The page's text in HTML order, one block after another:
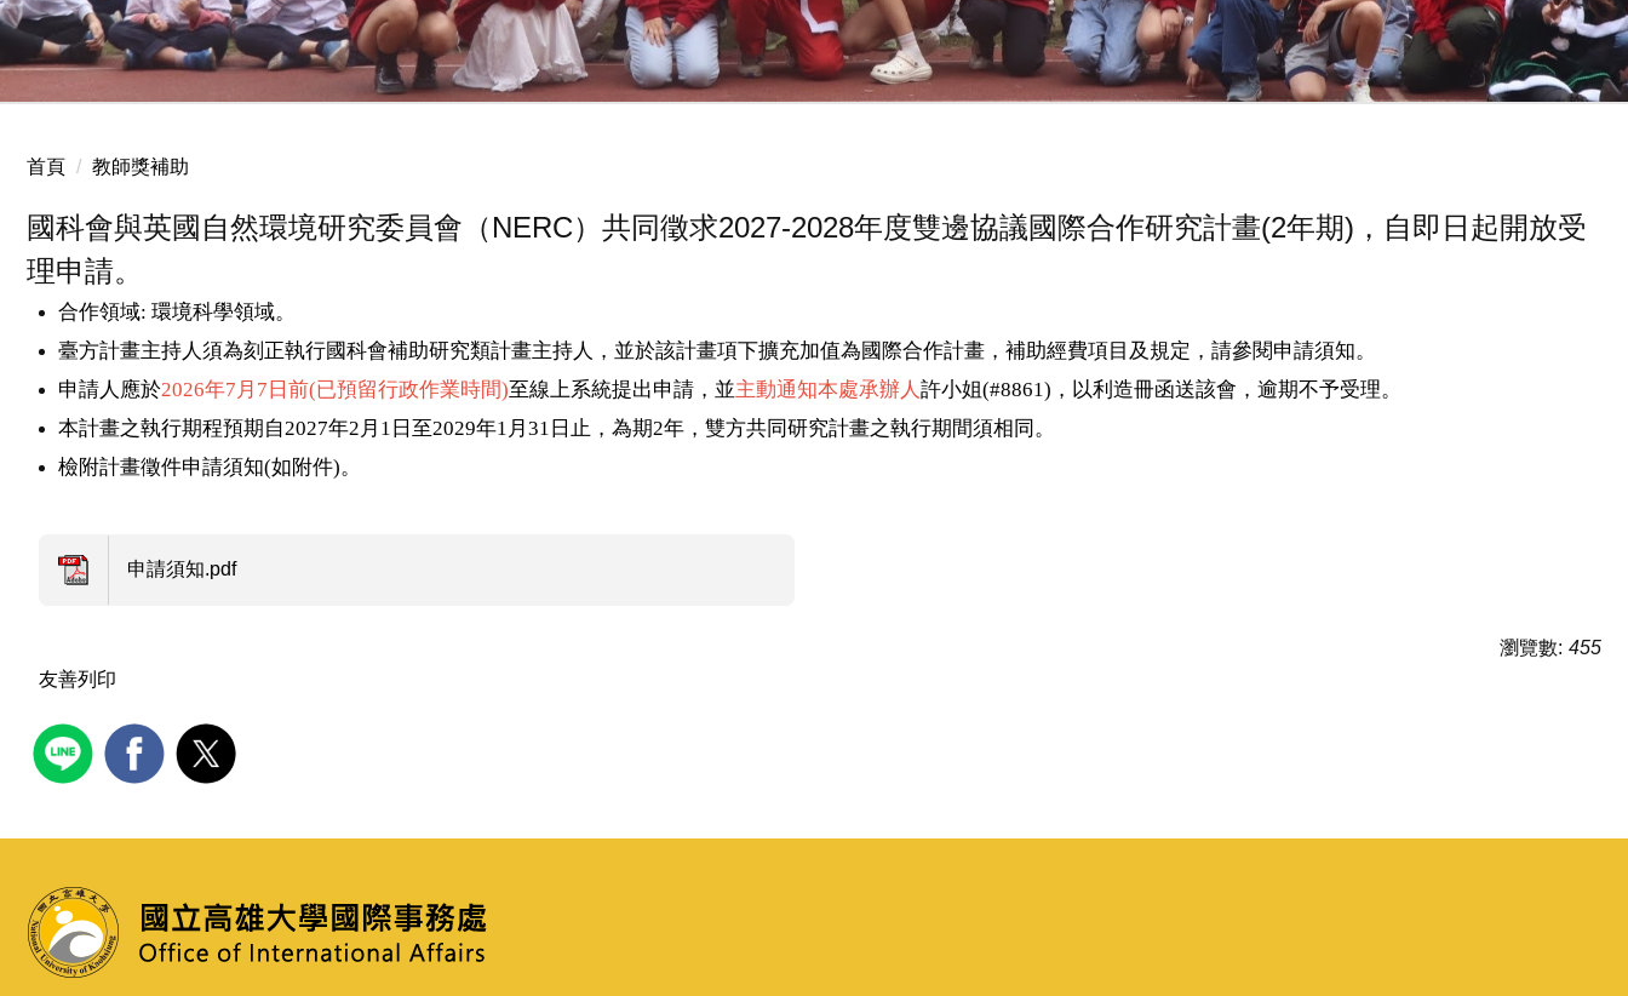
2025.12.24 國小聖誕服務
首頁 教師獎補助
國科會與英國自然環境研究委員會（NERC）共同徵求2027-2028年度雙邊協議國際合作研究計畫(2年期)，自即日起開放受
理申請。
合作領域: 環境科學領域。
臺方計畫主持人須為刻正執行國科會補助研究類計畫主持人，並於該計畫項下擴充加值為國際合作計畫，補助經費項目及規定，請參閱申請須知。
申請人應於2026年7 月 7 日前(已預留行政作業時間)至線上系統提出申請，並主動通知本處承辦人許小姐(#8861) ，以利造冊函送該會，逾期不予受理。
本計畫之執行期程預期自2027年2 月 1 日至2029年1 月 31 日止，為期2年，雙方共同研究計畫之執行期間須相同。
檢附計畫徵件申請須知(如附件)。
申請須知.pdf
瀏覽數: 455
友善列印